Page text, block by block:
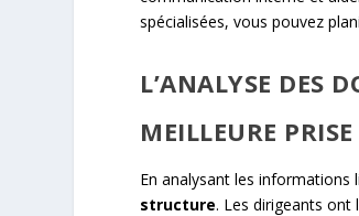
spécialisées, vous pouvez
L’ANALYSE DES
MEILLEURE
En analysant les informations
structure. Les dirigeants ont